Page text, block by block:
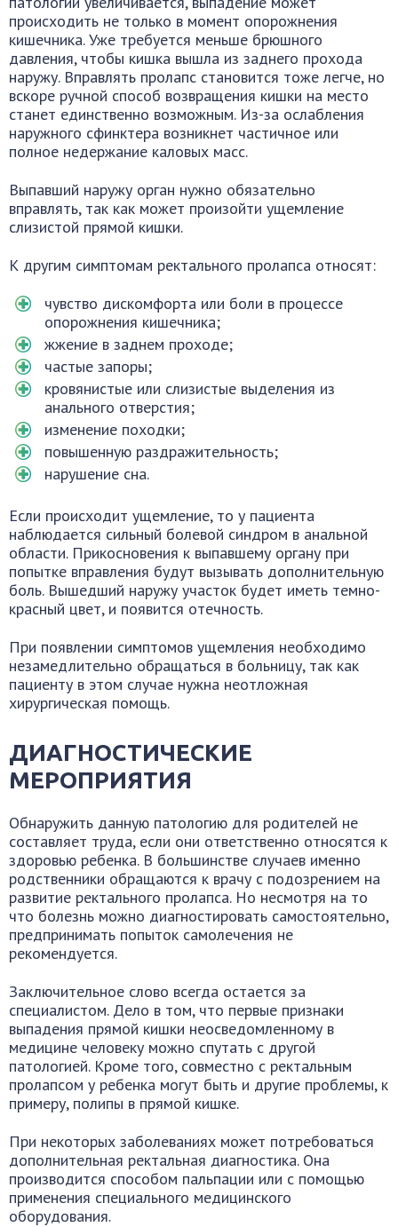
происходить не только в момент опорожнения
кишечника. Уже требуется меньше брюшного
давления, чтобы кишка вышла из заднего прохода
наружу. Вправлять пролапс становится тоже легче, но
вскоре ручной способ возвращения кишки на место
станет единственно возможным. Из-за ослабления
наружного сфинктера возникнет частичное или
полное недержание каловых масс.
Выпавший наружу орган нужно обязательно
вправлять, так как может произойти ущемление
слизистой прямой кишки.
К другим симптомам ректального пролапса относят:
чувство дискомфорта или боли в процессе
опорожнения кишечника;
жжение в заднем проходе;
частые запоры;
кровянистые или слизистые выделения из
анального отверстия;
изменение походки;
повышенную раздражительность;
нарушение сна.
Если происходит ущемление, то у пациента
наблюдается сильный болевой синдром в анальной
области. Прикосновения к выпавшему органу при
попытке вправления будут вызывать дополнительную
боль. Вышедший наружу участок будет иметь темно-
красный цвет, и появится отечность.
При появлении симптомов ущемления необходимо
незамедлительно обращаться в больницу, так как
пациенту в этом случае нужна неотложная
хирургическая помощь.
ДИАГНОСТИЧЕСКИЕ
МЕРОПРИЯТИЯ
Обнаружить данную патологию для родителей не
составляет труда, если они ответственно относятся к
здоровью ребенка. В большинстве случаев именно
родственники обращаются к врачу с подозрением на
развитие ректального пролапса. Но несмотря на то
что болезнь можно диагностировать самостоятельно,
предпринимать попыток самолечения не
рекомендуется.
Заключительное слово всегда остается за
специалистом. Дело в том, что первые признаки
выпадения прямой кишки неосведомленному в
медицине человеку можно спутать с другой
патологией. Кроме того, совместно с ректальным
пролапсом у ребенка могут быть и другие проблемы, к
примеру, полипы в прямой кишке.
При некоторых заболеваниях может потребоваться
дополнительная ректальная диагностика. Она
производится способом пальпации или с помощью
применения специального медицинского
оборудования.